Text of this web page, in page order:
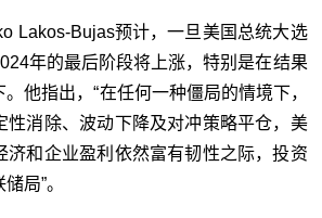
Lakos-Bujas预计，一旦美国总统大选
年的最后阶段将上涨，特别是在结果
他指出，“在任何一种僵局的情境下，
性消除、波动下降及对冲策略平仓，美
济和企业盈利依然富有韧性之际，投资
局”。